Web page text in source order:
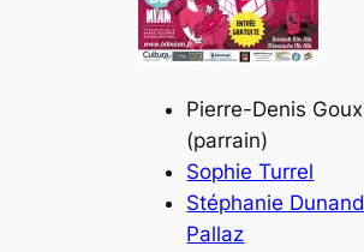
Pierre-Denis Goux
(parrain)
Sophie Turrel
Stéphanie Dunand
Pallaz